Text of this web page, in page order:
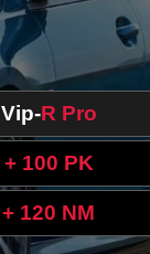
Vip-R Pro
+ 100 PK
+ 120 NM